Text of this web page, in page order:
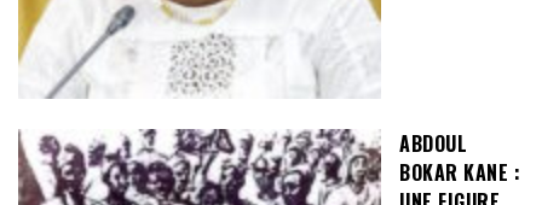
ABDOUL
BOKAR KANE :